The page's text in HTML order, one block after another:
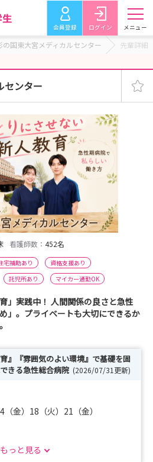
会員登録 ログイン メニュー
の国東大宮メディカルセンター 先輩詳細
センター
看護師数： 452名
宅補助あり
資格支援あり
託児所あり マイカー通勤OK
」実践中！ 人間関係の良さと急性
」。プライベートも大切にできるか
』『雰囲気のよい環境』で基礎を固
きる急性総合病院 (2026/07/31更新)
金）18（火）21（金）
下さい。
もっと見る